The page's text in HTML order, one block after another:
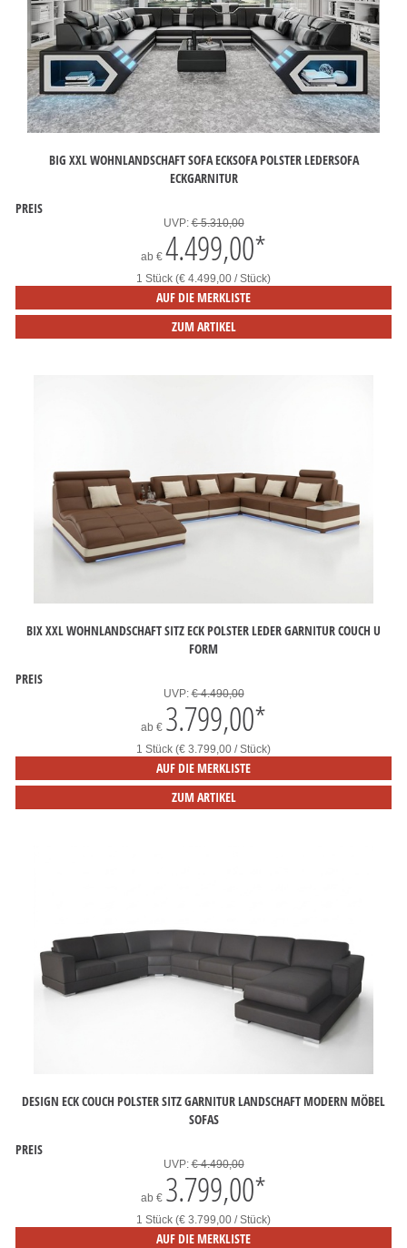
BIG XXL WOHNLANDSCHAFT SOFA ECKSOFA POLSTER LEDERSOFA
ECKGARNITUR
PREIS
UVP:€ 5.310,00
ab € 4.499,00*
1 Stück (€ 4.499,00 / Stück)
AUF DIE MERKLISTE
ZUM ARTIKEL
BIX XXL WOHNLANDSCHAFT SITZ ECK POLSTER LEDER GARNITUR COUCH U
FORM
PREIS
UVP:€ 4.490,00
ab € 3.799,00*
1 Stück (€ 3.799,00 / Stück)
AUF DIE MERKLISTE
ZUM ARTIKEL
DESIGN ECK COUCH POLSTER SITZ GARNITUR LANDSCHAFT MODERN MÖBEL
SOFAS
PREIS
UVP:€ 4.490,00
ab € 3.799,00*
1 Stück (€ 3.799,00 / Stück)
AUF DIE MERKLISTE